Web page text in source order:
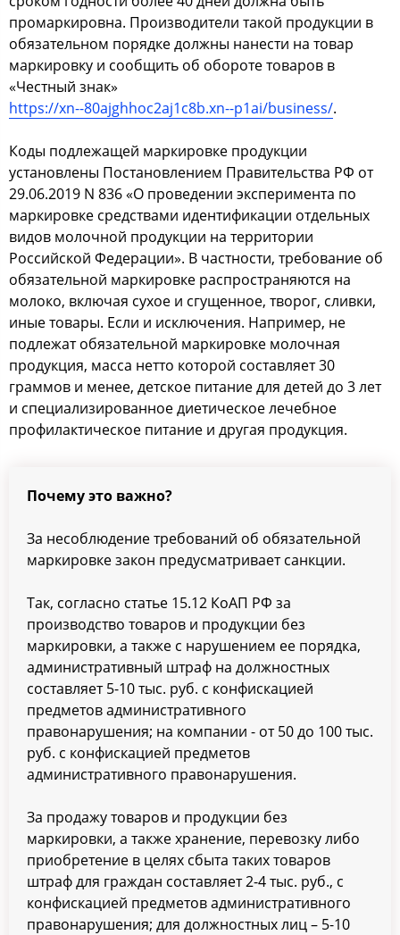
промаркировна. Производители такой продукции в
обязательном порядке должны нанести на товар
маркировку и сообщить об обороте товаров в
«Честный знак»
https://xn--80ajghhoc2aj1c8b.xn--p1ai/business/.
Коды подлежащей маркировке продукции
установлены Постановлением Правительства РФ от
29.06.2019 N 836 «О проведении эксперимента по
маркировке средствами идентификации отдельных
видов молочной продукции на территории
Российской Федерации». В частности, требование об
обязательной маркировке распространяются на
молоко, включая сухое и сгущенное, творог, сливки,
иные товары. Если и исключения. Например, не
подлежат обязательной маркировке молочная
продукция, масса нетто которой составляет 30
граммов и менее, детское питание для детей до 3 лет
и специализированное диетическое лечебное
профилактическое питание и другая продукция.
Почему это важно?
За несоблюдение требований об обязательной
маркировке закон предусматривает санкции.
Так, согласно статье 15.12 КоАП РФ за
производство товаров и продукции без
маркировки, а также с нарушением ее порядка,
административный штраф на должностных
составляет 5-10 тыс. руб. с конфискацией
предметов административного
правонарушения; на компании - от 50 до 100 тыс.
руб. с конфискацией предметов
административного правонарушения.
За продажу товаров и продукции без
маркировки, а также хранение, перевозку либо
приобретение в целях сбыта таких товаров
штраф для граждан составляет 2-4 тыс. руб., с
конфискацией предметов административного
правонарушения; для должностных лиц – 5-10